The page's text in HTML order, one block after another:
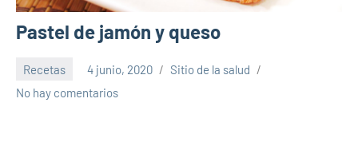
Pastel de jamón y queso
Recetas 4 junio, 2020
Sitio de la salud
No hay comentarios